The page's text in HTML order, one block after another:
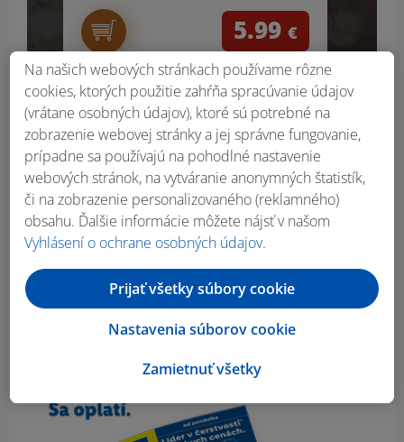
5.99 €
Obsah bočného panela
Na našich webových stránkach používame rôzne
cookies, ktorých použitie zahŕňa spracúvanie údajov
(vrátane osobných údajov), ktoré sú potrebné na
zobrazenie webovej stránky a jej správne fungovanie,
prípadne sa používajú na pohodlné nastavenie
webových stránok, na vytváranie anonymných štatistík,
či na zobrazenie personalizovaného (reklamného)
obsahu. Ďalšie informácie môžete nájsť v našom
Vyhlásení o ochrane osobných údajov.
Zamietnuť všetky
Nastavenia súborov cookie
Prijať všetky súbory cookie